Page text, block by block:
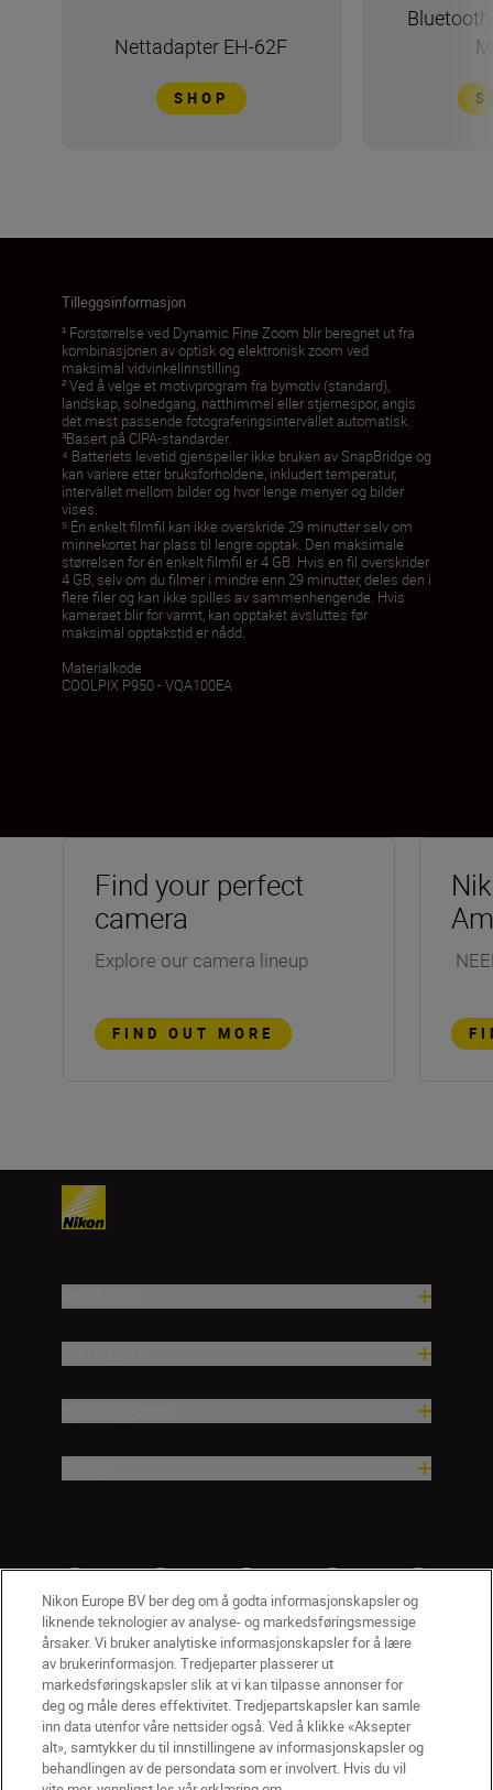
Nettadapter EH-62F
SHOP
Tilleggsinformasjon
¹ Forstørrelse ved Dynamic Fine Zoom blir beregnet ut fra
kombinasjonen av optisk og elektronisk zoom ved
maksimal vidvinkelinnstilling.
² Ved å velge et motivprogram fra bymotiv (standard),
landskap, solnedgang, natthimmel eller stjernespor, angis
det mest passende fotograferingsintervallet automatisk.
³Basert på CIPA-standarder.
⁴ Batteriets levetid gjenspeiler ikke bruken av SnapBridge og
kan variere etter bruksforholdene, inkludert temperatur,
intervallet mellom bilder og hvor lenge menyer og bilder
vises.
⁵ Én enkelt filmfil kan ikke overskride 29 minutter selv om
minnekortet har plass til lengre opptak. Den maksimale
størrelsen for én enkelt filmfil er 4 GB. Hvis en fil overskrider
4 GB, selv om du filmer i mindre enn 29 minutter, deles den i
flere filer og kan ikke spilles av sammenhengende. Hvis
kameraet blir for varmt, kan opptaket avsluttes før
maksimal opptakstid er nådd.
Materialkode
COOLPIX P950 - VQA100EA
Find your perfect
camera
Explore our camera lineup
FIND OUT MORE
NO Nikon Sites
Nikon Europe BV ber deg om å godta informasjonskapsler og
liknende teknologier av analyse- og markedsføringsmessige
årsaker. Vi bruker analytiske informasjonskapsler for å lære
av brukerinformasjon. Tredjeparter plasserer ut
markedsføringskapsler slik at vi kan tilpasse annonser for
deg og måle deres effektivitet. Tredjepartskapsler kan samle
inn data utenfor våre nettsider også. Ved å klikke «Aksepter
alt», samtykker du til innstillingene av informasjonskapsler og
behandlingen av de persondata som er involvert. Hvis du vil